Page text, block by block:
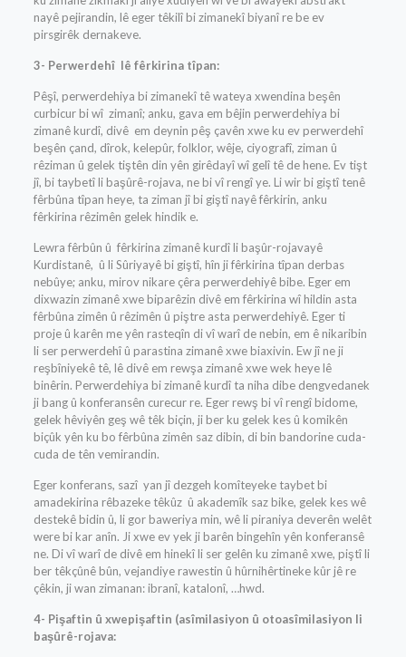
nayê pejirandin, lê eger têkilî bi zimanekî biyanî re be ev
pirsgirêk dernakeve.
3- Perwerdehî lê fêrkirina tîpan:
Pêşî, perwerdehiya bi zimanekî tê wateya xwendina beşên
curbicur bi wî zimanî; anku, gava em bêjin perwerdehiya bi
zimanê kurdî, divê em deynin pêş çavên xwe ku ev perwerdehî
beşên çand, dîrok, kelepûr, folklor, wêje, ciyografî, ziman û
rêziman û gelek tiştên din yên girêdayî wî gelî tê de hene. Ev tişt
jî, bi taybetî li başûrê-rojava, ne bi vî rengî ye. Li wir bi giştî tenê
fêrbûna tîpan heye, ta ziman jî bi giştî nayê fêrkirin, anku
fêrkirina rêzimên gelek hindik e.
Lewra fêrbûn û fêrkirina zimanê kurdî li başûr-rojavayê
Kurdistanê, û li Sûriyayê bi giştî, hîn ji fêrkirina tîpan derbas
nebûye; anku, mirov nikare çêra perwerdehiyê bibe. Eger em
dixwazin zimanê xwe biparêzin divê em fêrkirina wî hildin asta
fêrbûna zimên û rêzimên û piştre asta perwerdehiyê. Eger ti
proje û karên me yên rasteqîn di vî warî de nebin, em ê nikaribin
li ser perwerdehî û parastina zimanê xwe biaxivin. Ew jî ne ji
reşbîniyekê tê, lê divê em rewşa zimanê xwe wek heye lê
binêrin. Perwerdehiya bi zimanê kurdî ta niha dibe dengvedanek
ji bang û konferansên curecur re. Eger rewş bi vî rengî bidome,
gelek hêviyên geş wê têk biçin, ji ber ku gelek kes û komikên
biçûk yên ku bo fêrbûna zimên saz dibin, di bin bandorine cuda-
cuda de tên vemirandin.
Eger konferans, sazî yan jî dezgeh komîteyeke taybet bi
amadekirina rêbazeke têkûz û akademîk saz bike, gelek kes wê
destekê bidin û, li gor baweriya min, wê li piraniya deverên welêt
were bi kar anîn. Ji xwe ev yek ji barên bingehîn yên konferansê
ne. Di vî warî de divê em hinekî li ser gelên ku zimanê xwe, piştî li
ber têkçûnê bûn, vejandiye rawestin û hûrnihêrtineke kûr jê re
çêkin, ji wan zimanan: ibranî, katalonî, …hwd.
4- Pişaftin û xwepişaftin (asîmilasiyon û otoasîmilasiyon li
başûrê-rojava: